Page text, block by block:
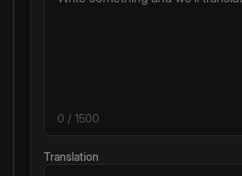
0 / 1500
Translation